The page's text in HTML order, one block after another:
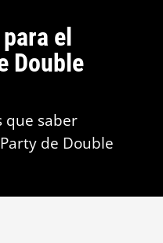
el
Double
que saber
de Double